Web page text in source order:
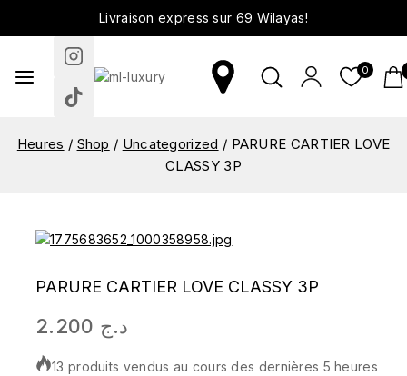
Livraison express sur 69 Wilayas!
0
Heures / Shop / Uncategorized / PARURE CARTIER LOVE
CLASSY 3P
PARURE CARTIER LOVE CLASSY 3P
د.ج
13 produits vendus au cours des dernières 5 heures